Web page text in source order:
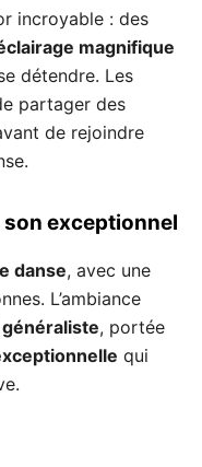
incroyable : des
magnifique
détendre. Les
partager des
de rejoindre
son exceptionnel
danse, avec une
L’ambiance
généraliste, portée
qui